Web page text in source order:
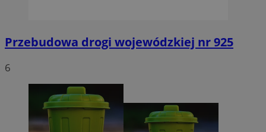
Przebudowa drogi wojewódzkiej nr 925
6